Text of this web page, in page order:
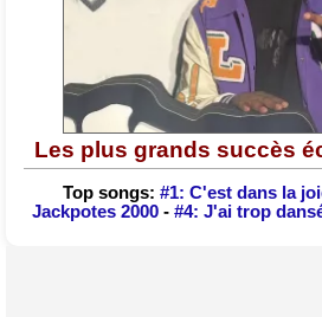
Les plus grands succès
Top songs: #1: C'est dans la
Jackpotes 2000- #4: J'ai trop